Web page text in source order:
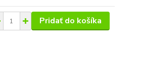
Pridať do košíka